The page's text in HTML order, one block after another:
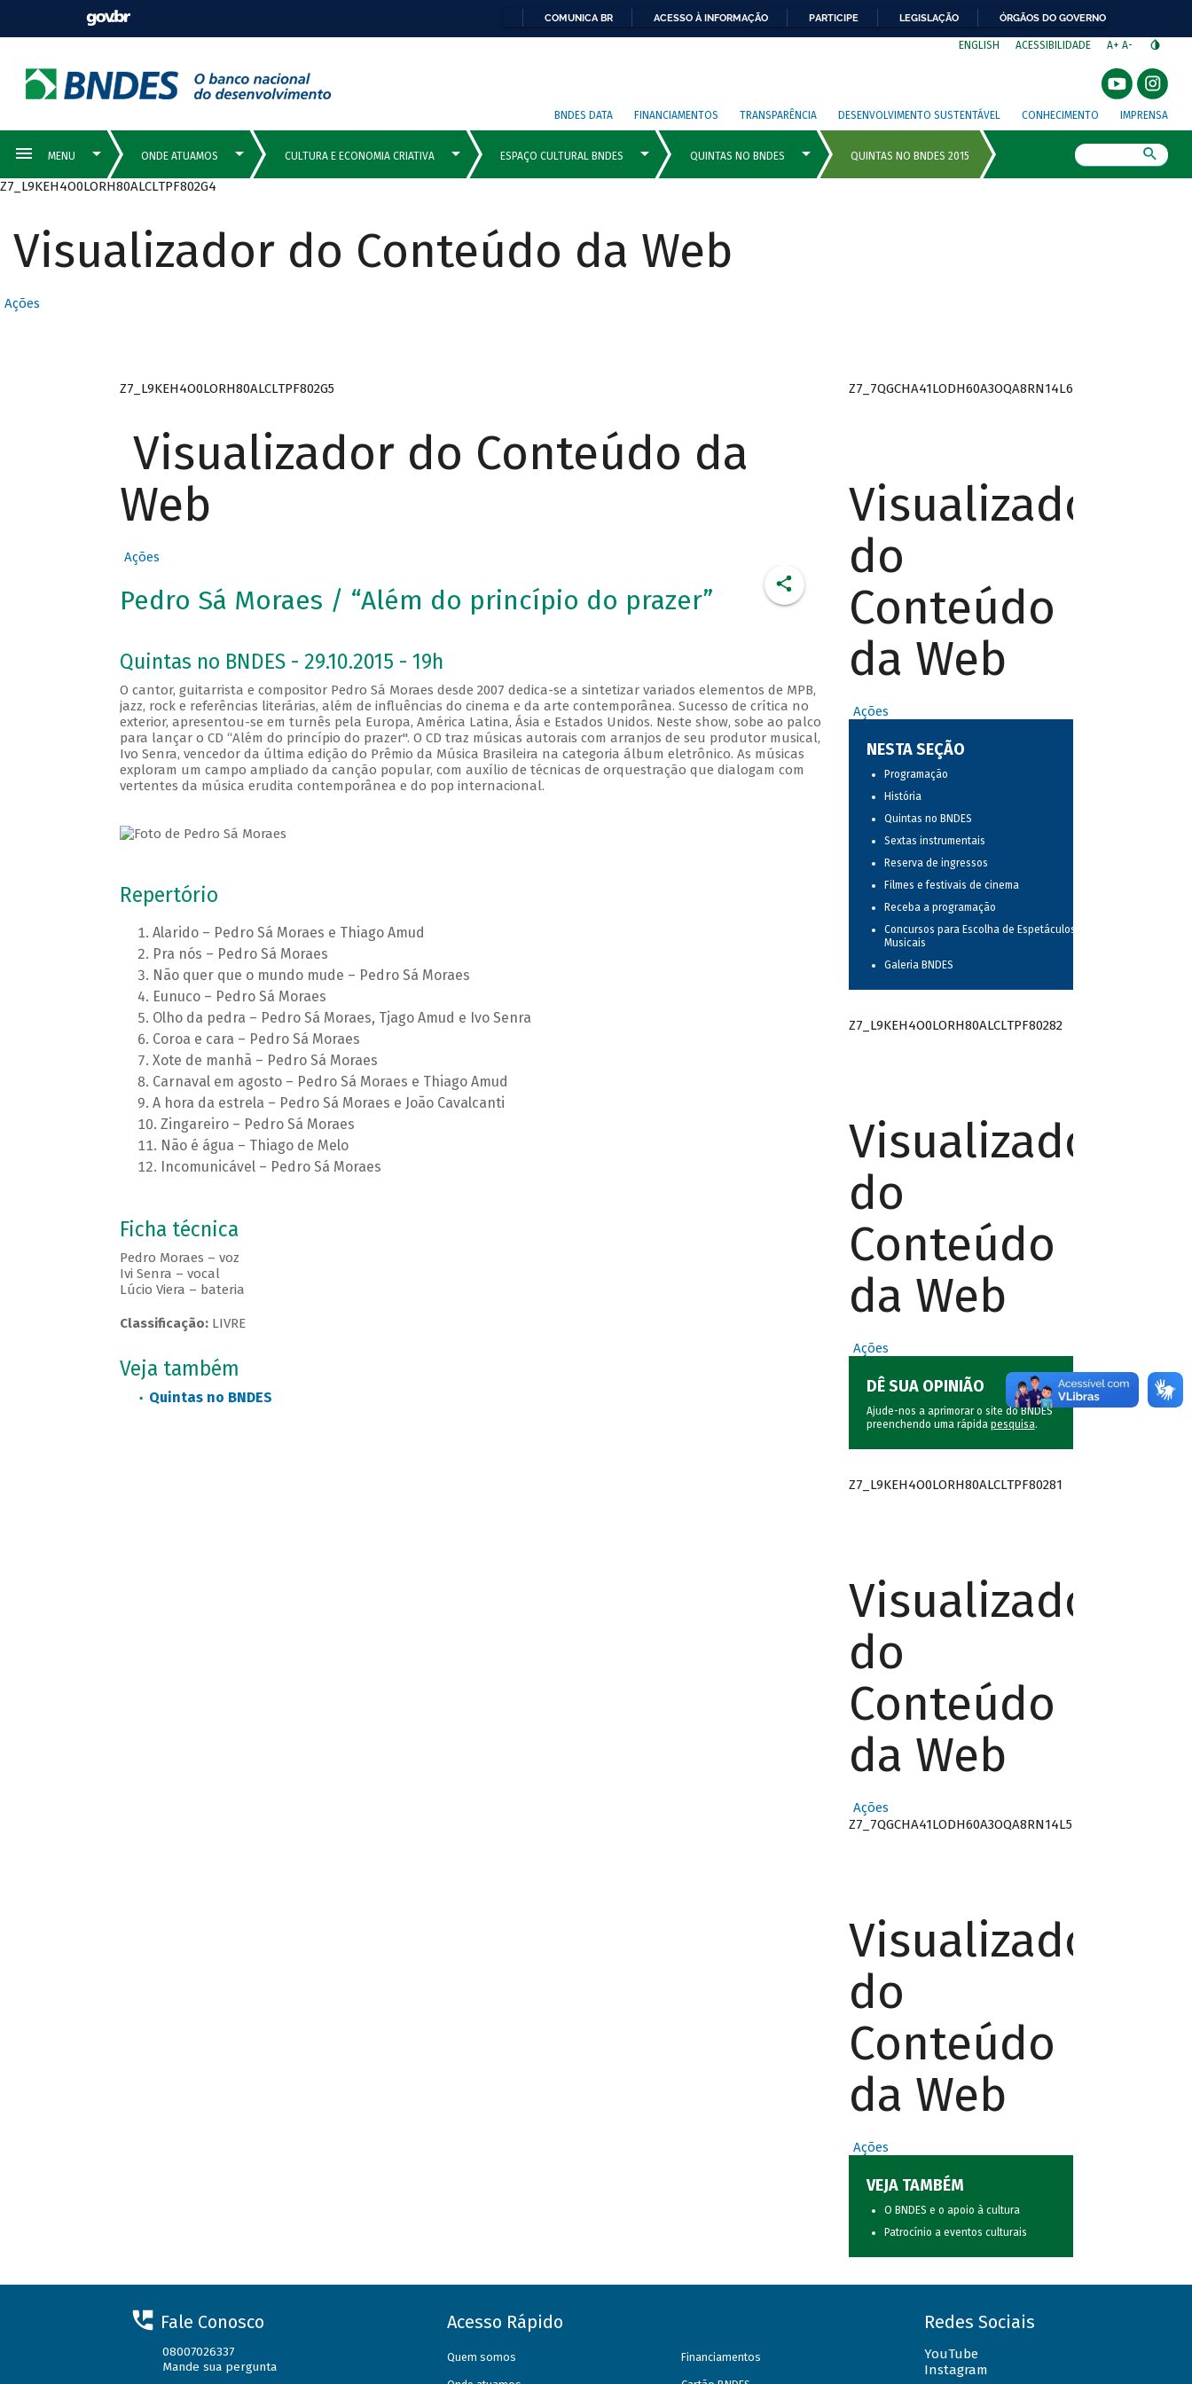
COMUNICA BR ACESSO À INFORMAÇÃO PARTICIPE LEGISLAÇÃO ÓRGÃOS DO GOVERNO
ENGLISH ACESSIBILIDADE A+ A-
BNDES DATA FINANCIAMENTOS TRANSPARÊNCIA DESENVOLVIMENTO SUSTENTÁVEL CONHECIMENTO IMPRENSA
Z7_L9KEH4O0LORH80ALCLTPF802G4
Visualizador do Conteúdo da Web
Ações
Z7_L9KEH4O0LORH80ALCLTPF802G5
Visualizador do Conteúdo da
Web
Ações
Pedro Sá Moraes / “Além do princípio do prazer”
Quintas no BNDES - 29.10.2015 - 19h
O cantor, guitarrista e compositor Pedro Sá Moraes desde 2007 dedica-se a sintetizar variados elementos de MPB,
jazz, rock e referências literárias, além de influências do cinema e da arte contemporânea. Sucesso de crítica no
exterior, apresentou-se em turnês pela Europa, América Latina, Ásia e Estados Unidos. Neste show, sobe ao palco
para lançar o CD “Além do princípio do prazer". O CD traz músicas autorais com arranjos de seu produtor musical,
Ivo Senra, vencedor da última edição do Prêmio da Música Brasileira na categoria álbum eletrônico. As músicas
exploram um campo ampliado da canção popular, com auxílio de técnicas de orquestração que dialogam com
vertentes da música erudita contemporânea e do pop internacional.
Repertório
Alarido – Pedro Sá Moraes e Thiago Amud
Pra nós – Pedro Sá Moraes
Não quer que o mundo mude – Pedro Sá Moraes
Eunuco – Pedro Sá Moraes
Olho da pedra – Pedro Sá Moraes, Tjago Amud e Ivo Senra
Coroa e cara – Pedro Sá Moraes
Xote de manhã – Pedro Sá Moraes
Carnaval em agosto – Pedro Sá Moraes e Thiago Amud
A hora da estrela – Pedro Sá Moraes e João Cavalcanti
Zingareiro – Pedro Sá Moraes
Não é água – Thiago de Melo
Incomunicável – Pedro Sá Moraes
Ficha técnica
Pedro Moraes – voz
Ivi Senra – vocal
Lúcio Viera – bateria
Classificação:LIVRE
Veja também
Quintas no BNDES
Z7_7QGCHA41LODH60A3OQA8RN14L6
Visualizador
do
Conteúdo
da Web
Ações
NESTA SEÇÃO
Programação
História
Quintas no BNDES
Sextas instrumentais
Reserva de ingressos
Filmes e festivais de cinema
Receba a programação
Concursos para Escolha de Espetáculos
Musicais
Galeria BNDES
Z7_L9KEH4O0LORH80ALCLTPF80282
Visualizador
do
Conteúdo
da Web
Ações
DÊ SUA OPINIÃO
Ajude-nos a aprimorar o site do BNDES
preenchendo uma rápida pesquisa.
Z7_L9KEH4O0LORH80ALCLTPF80281
Visualizador
do
Conteúdo
da Web
Ações
Z7_7QGCHA41LODH60A3OQA8RN14L5
Visualizador
do
Conteúdo
da Web
Ações
VEJA TAMBÉM
O BNDES e o apoio à cultura
Patrocínio a eventos culturais
Fale Conosco
08007026337
Mande sua pergunta
Acesso Rápido
Quem somos Financiamentos
Redes Sociais
YouTube
Instagram